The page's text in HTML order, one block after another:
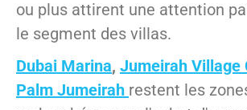
ou plus attirent une attention
le segment des villas.
Dubai Marina, Jumeirah Village
Palm Jumeirah restent les